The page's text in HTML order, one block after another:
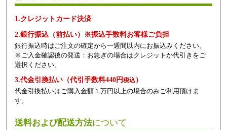
1.クレジットカード決済
2.銀行振込（前払い）※振込手数料お客様ご負担
銀行振込時はご注文の確定から一週間以内にお振込みください。
※ご入金確認後の発送：お急ぎの場合はクレジットか代引きをご
選択ください。
3.代金引換払い（代引手数料440円税込）
代金引換払いはご購入金額１万円以上の場合のみご利用頂けま
す。
送料および配送方法について